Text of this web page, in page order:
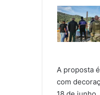
A proposta
com